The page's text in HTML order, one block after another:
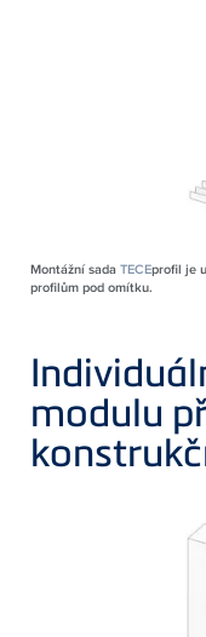
Montážní sadaTECEprofil je
profilům pod omítku.
modulu